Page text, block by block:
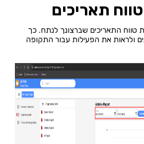
תאריכים
טווח התאריכים שברצונך לנתח. כך
ולראות את הפעילות עבור התקופה